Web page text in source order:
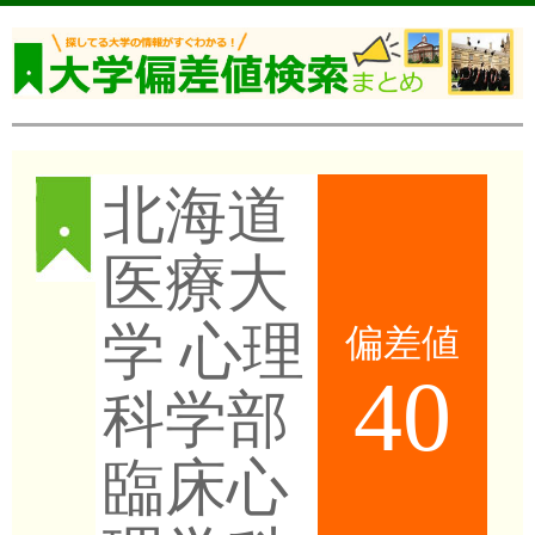
北海道
医療大
学 心理
科学部
臨床心
偏差値
40